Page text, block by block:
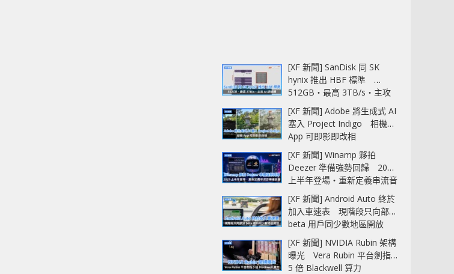
[XF 新聞] SanDisk 同 SK
hynix 推出 HBF 標準
512GB‧最高 3TB/s‧主攻
AI 記憶體
[XF 新聞] Adobe 將生成式 AI
塞入 Project Indigo 相機
App 可即影即改相
[XF 新聞] Winamp 夥拍
Deezer 準備強勢回歸 2027
上半年登場‧重新定義串流音
樂播放器
[XF 新聞] Android Auto 終於
加入車速表 現階段只向部分
beta 用戶同少數地區開放
[XF 新聞] NVIDIA Rubin 架構
曝光 Vera Rubin 平台劍指
5 倍 Blackwell 算力